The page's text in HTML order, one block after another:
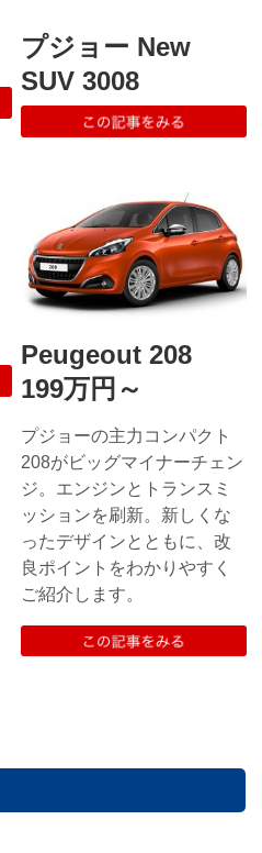
プジョー New
SUV 3008
Peugeout 208
199万円～
プジョーの主力コンパクト
208がビッグマイナーチェン
ジ。エンジンとトランスミ
ッションを刷新。新しくな
ったデザインとともに、改
良ポイントをわかりやすく
ご紹介します。